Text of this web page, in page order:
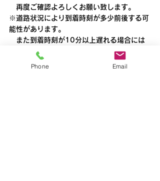
再度ご確認よろしくお願い致します。
※道路状況により到着時刻が多少前後する可
能性があります。
また到着時刻が10分以上遅れる場合には
あらかじめご連絡いたします。
Phone Email